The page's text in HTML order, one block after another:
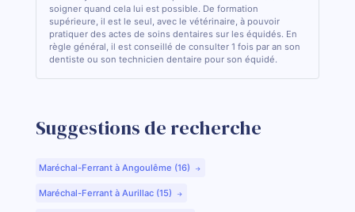
soigner quand cela lui est possible. De formation
supérieure, il est le seul, avec le vétérinaire, à pouvoir
pratiquer des actes de soins dentaires sur les équidés. En
règle général, il est conseillé de consulter 1 fois par an son
dentiste ou son technicien dentaire pour son équidé.
Suggestions de recherche
Maréchal-Ferrant à Angoulême (16)
Maréchal-Ferrant à Aurillac (15)